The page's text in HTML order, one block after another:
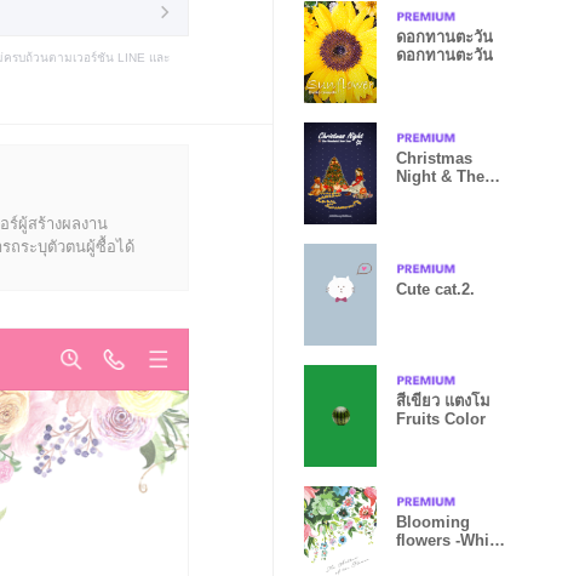
รบถ้วนตามเวอร์ชัน LINE และ
ร์ผู้สร้างผลงาน
ถระบุตัวตนผู้ซื้อได้
ดอกทานตะวัน
ดอกทานตะวัน
Christmas
Night & The
Cute cat.2.
สีเขียว แตงโม
Fruits Color
Blooming
flowers -White-